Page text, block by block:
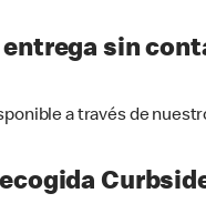
entrega sin
a través de